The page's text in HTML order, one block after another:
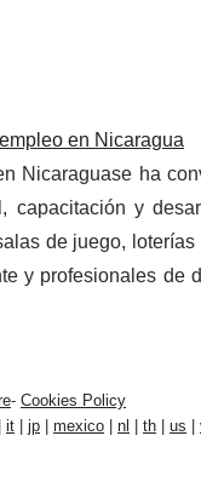
en Nicaragua
Nicaraguase ha
capacitación y
de juego,
y profesionales de
- Cookies Policy
it jp mexico nl th us